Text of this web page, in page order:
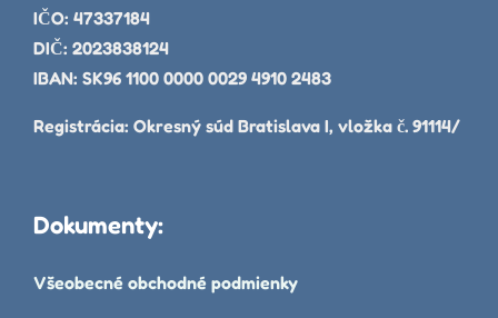
IČO: 47337184
DIČ: 2023838124
IBAN: SK96 1100 0000 0029 4910 2483
Registrácia: Okresný súd Bratislava I, vložka č. 91114/
Dokumenty:
Všeobecné obchodné podmienky